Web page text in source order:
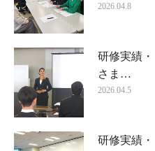
2026.04.8
研修実績
さま…
2026.04.5
研修実績